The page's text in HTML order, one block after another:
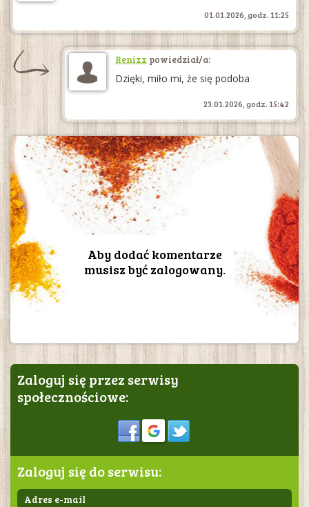
01.01.2026, godz. 11:25
Renixx powiedział/a:
Dzięki, miło mi, że się podoba
23.01.2026, godz. 15:42
Aby dodać komentarze
musisz być zalogowany.
Zaloguj się przez serwisy
społecznościowe:
Sign in
Zaloguj się do serwisu: